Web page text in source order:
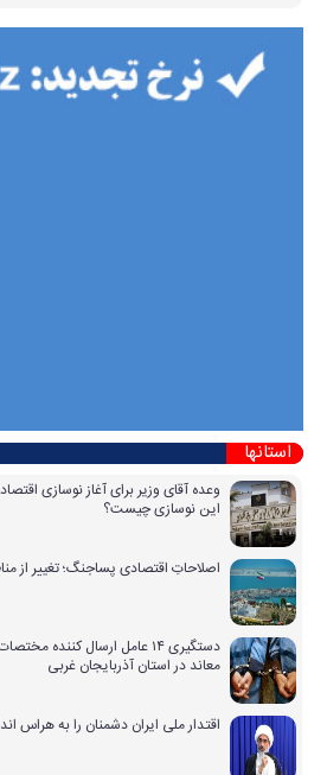
استانها
وعده آقای وزیر برای آغاز نوسازی
این نوسازی چیست؟
اصلاحاتِ اقتصادی پساجنگ؛ تغییر از
دستگیری ۱۴ عامل ارسال کننده
معاند در استان آذربایجان غربی
اقتدار ملی ایران دشمنان را به هراس